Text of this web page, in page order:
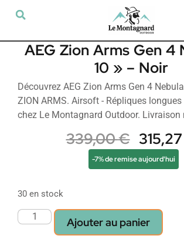
AEG Zion Arms Gen 4
10 » – Noir
Découvrez AEG Zion Arms Gen 4
ZION ARMS. Airsoft - Répliques
chez Le Montagnard Outdoor. Livraison
339,00€ 315,27
-7% de remise aujourd'hui
30 en stock
Ajouter au panier